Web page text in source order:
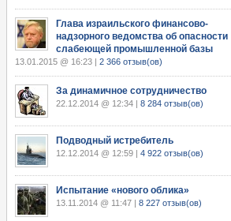
Глава израильского финансово-
надзорного ведомства об опасности
слабеющей промышленной базы
13.01.2015 @ 16:23 | 2 366 отзыв(ов)
За динамичное сотрудничество
22.12.2014 @ 12:34 | 8 284 отзыв(ов)
Подводный истребитель
12.12.2014 @ 12:59 | 4 922 отзыв(ов)
Испытание «нового облика»
13.11.2014 @ 11:47 | 8 227 отзыв(ов)